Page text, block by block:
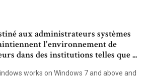
aux administrateurs systèmes
l'environnement de
dans des institutions telles que ...
works on Windows 7 and above and